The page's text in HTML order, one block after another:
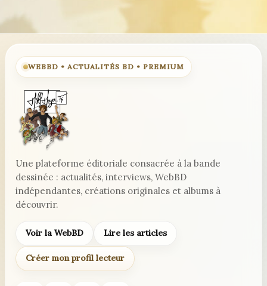
moi”
WEBBD • ACTUALITÉS BD • PREMIUM
Une plateforme éditoriale consacrée à la bande
dessinée : actualités, interviews, WebBD
indépendantes, créations originales et albums à
découvrir.
Voir la WebBD Lire les articles
Créer mon profil lecteur